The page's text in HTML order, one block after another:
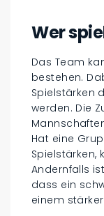
Wer
Das Team
bestehen.
Spielstärken
werden. Die
Hat eine
Spielstärken,
Andernfalls
dass ein
einem